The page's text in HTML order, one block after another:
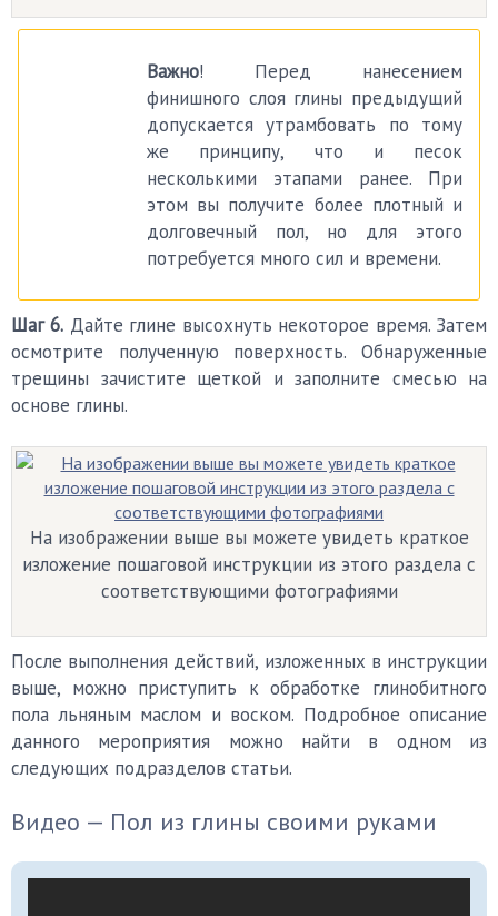
Важно! Перед нанесением
финишного слоя глины предыдущий
допускается утрамбовать по тому
же принципу, что и песок
несколькими этапами ранее. При
этом вы получите более плотный и
долговечный пол, но для этого
потребуется много сил и времени.
Шаг 6. Дайте глине высохнуть некоторое время. Затем
осмотрите полученную поверхность. Обнаруженные
трещины зачистите щеткой и заполните смесью на
основе глины.
На изображении выше вы можете увидеть краткое
изложение пошаговой инструкции из этого раздела с
соответствующими фотографиями
После выполнения действий, изложенных в инструкции
выше, можно приступить к обработке глинобитного
пола льняным маслом и воском. Подробное описание
данного мероприятия можно найти в одном из
следующих подразделов статьи.
Видео — Пол из глины своими руками